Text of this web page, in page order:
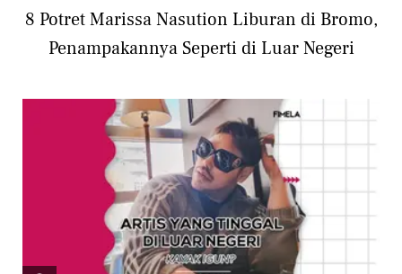
8 Potret Marissa Nasution Liburan di Bromo,
Penampakannya Seperti di Luar Negeri